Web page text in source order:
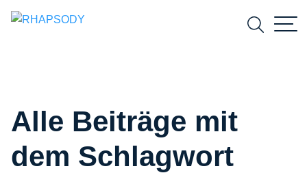
Suchen
Alle Beiträge mit
dem Schlagwort